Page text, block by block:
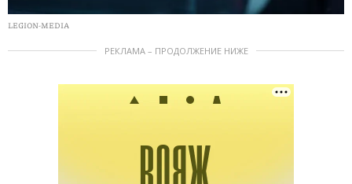
LEGION-MEDIA
РЕКЛАМА – ПРОДОЛЖЕНИЕ НИЖЕ